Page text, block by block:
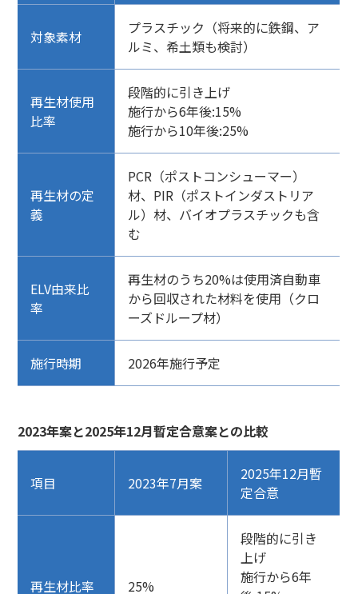
対象素材
プラスチック（将来的に鉄鋼、ア
ルミ、希土類も検討）
再生材使用
比率
段階的に引き上げ
施行から6年後:15%
施行から10年後:25%
再生材の定
義
PCR（ポストコンシューマー）
材、PIR（ポストインダストリア
ル）材、バイオプラスチックも含
む
ELV由来比
率
再生材のうち20%は使用済自動車
から回収された材料を使用（クロ
ーズドループ材）
施行時期 2026年施行予定
2023年案と2025年12月暫定合意案との比較
項目 2023年7月案
2025年12月暫
定合意
再生材比率 25%
段階的に引き
上げ
施行から6年